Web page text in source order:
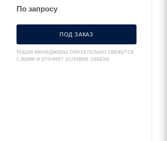
По запросу
ПОД ЗАКАЗ
Наши менеджеры обязательно свяжутся
с вами и уточнят условия заказа